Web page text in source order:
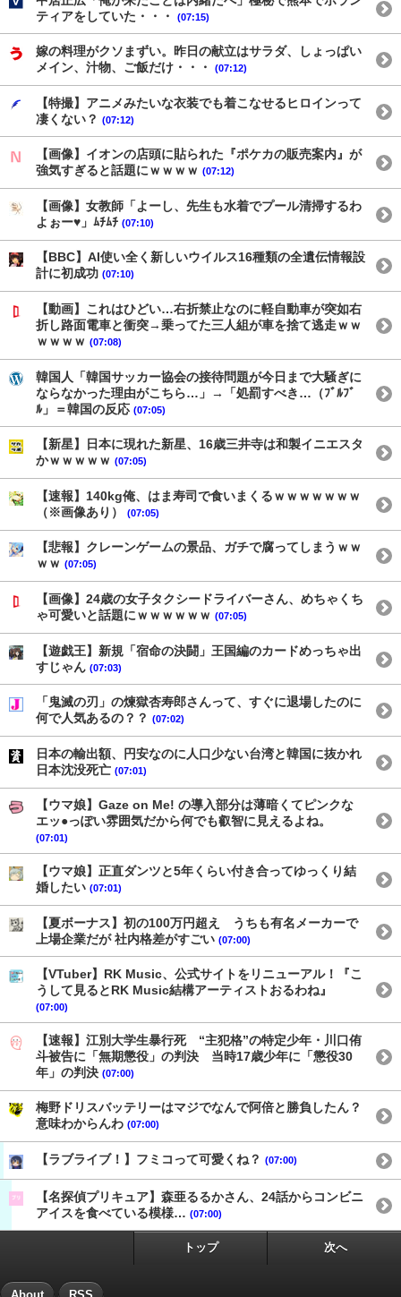
ティアをしていた・・・
(07:15)
嫁の料理がクソまずい。昨日の献立はサラダ、しょっぱい
メイン、汁物、ご飯だけ・・・
(07:12)
【特撮】アニメみたいな衣装でも着こなせるヒロインって
凄くない？ (07:12)
【画像】イオンの店頭に貼られた『ポケカの販売案内』が
強気すぎると話題にｗｗｗｗ (07:12)
【画像】女教師「よーし、先生も水着でプール清掃するわ
よぉー♥」ﾑﾁﾑﾁ (07:10)
【BBC】AI使い全く新しいウイルス16種類の全遺伝情報設
計に初成功 (07:10)
【動画】これはひどい…右折禁止なのに軽自動車が突如右
折し路面電車と衝突→乗ってた三人組が車を捨て逃走ｗｗ
ｗｗｗｗ (07:08)
韓国人「韓国サッカー協会の接待問題が今日まで大騒ぎに
ならなかった理由がこちら…」→「処罰すべき…（ﾌﾞﾙﾌﾞ
ﾙ」＝韓国の反応 (07:05)
【新星】日本に現れた新星、16歳三井寺は和製イニエスタ
かｗｗｗｗｗ (07:05)
【速報】140kg俺、はま寿司で食いまくるｗｗｗｗｗｗｗ
（※画像あり）
(07:05)
【悲報】クレーンゲームの景品、ガチで腐ってしまうｗｗ
ｗｗ (07:05)
【画像】24歳の女子タクシードライバーさん、めちゃくち
ゃ可愛いと話題にｗｗｗｗｗｗ (07:05)
【遊戯王】新規「宿命の決闘」王国編のカードめっちゃ出
すじゃん (07:03)
「鬼滅の刃」の煉獄杏寿郎さんって、すぐに退場したのに
何で人気あるの？？ (07:02)
日本の輸出額、円安なのに人口少ない台湾と韓国に抜かれ
日本沈没死亡 (07:01)
【ウマ娘】Gaze on Me! の導入部分は薄暗くてピンクな
エッ●っぽい雰囲気だから何でも叡智に見えるよね。
(07:01)
【ウマ娘】正直ダンツと5年くらい付き合ってゆっくり結
婚したい (07:01)
【夏ボーナス】初の100万円超え うちも有名メーカーで
上場企業だが 社内格差がすごい (07:00)
【VTuber】RK Music、公式サイトをリニューアル！『こ
うして見るとRK Music結構アーティストおるわね』
(07:00)
【速報】江別大学生暴行死 “主犯格”の特定少年・川口侑
斗被告に「無期懲役」の判決 当時17歳少年に「懲役30
年」の判決 (07:00)
梅野ドリスバッテリーはマジでなんで阿倍と勝負したん？
意味わからんわ (07:00)
【ラブライブ！】フミコって可愛くね？ (07:00)
【名探偵プリキュア】森亜るるかさん、24話からコンビニ
アイスを食べている模様… (07:00)
トップ 次へ